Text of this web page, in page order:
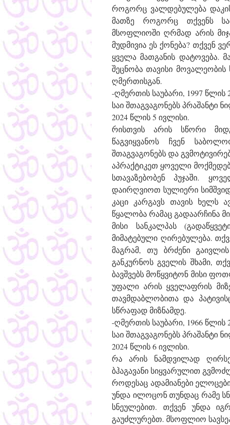
როგორც ვალდებულება
მათზე როგორც თქვენს
მსოფლიოში ღრმად არის
მუდმივია ეს ქონება? თქვენ
ყველა მათგანის დატოვება.
შეცნობა თავისი
ღმერთისგან.
-ღმერთის საუბარი, 1997 წლის
საი შთაგვაგონებს პრაშანტი
2024 წლის 5 ივლისი.
რისთვის არის სწორი
წაგვიყვანოს ჩვენ
შთაგვაგონებს და
აპრაქტიკეთ ყოველი
სთავაზებობენ პუჯაში.
დაირღვიოთ სულიერი
კაცი კარგავს თავის ხელს
წყალობა რამაც გადაარჩინა
მისი სანკალპას
მიმატებული ღირებულება.
მაგრამ, თუ ბრძენი
განკურნოს გველის შხამი,
ბავშვებს მოწყვიტონ მისი
უფალი არის ყველაფრის
თავმდაბლობითა და
სწრაფად მიზნამდე.
-ღმერთის საუბარი, 1966 წლის
საი შთაგვაგონებს პრაშანტი
2024 წლის 6 ივლისი.
რა არის ნამდვილად
ბჰაგავანი სიყვარულით
როდესაც ადამიანები
უნდა ილოცონ თუნდაც რამე
სნეულებით. თქვენ უნდა
გაუძლურებთ. მსოფლიო